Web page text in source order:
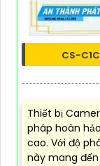
CS-
Thiết bị
pháp hoàn
cao. Với độ
này mang